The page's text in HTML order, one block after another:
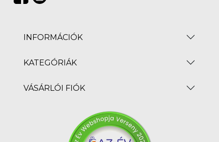
INFORMÁCIÓK
KATEGÓRIÁK
VÁSÁRLÓI FIÓK